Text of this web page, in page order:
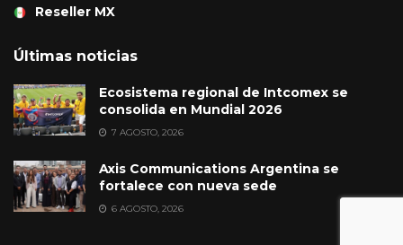
Reseller MX
Últimas noticias
Ecosistema regional de Intcomex se
consolida en Mundial 2026
7 AGOSTO, 2026
Axis Communications Argentina se
fortalece con nueva sede
6 AGOSTO, 2026